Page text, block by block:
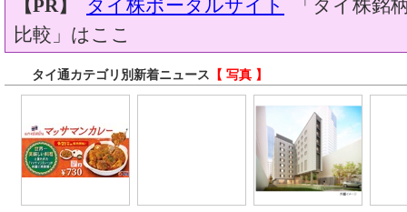
【PR】 タイ株ポータルサイト
「タイ株銘
比較」はここ
タイ通カテゴリ別新着ニュース 【 写真 】